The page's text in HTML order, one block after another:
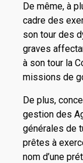
De même, à
cadre des
son tour des
graves
à son tour la
missions de
De plus,
gestion des
générales de
prêtes à
nom d’une